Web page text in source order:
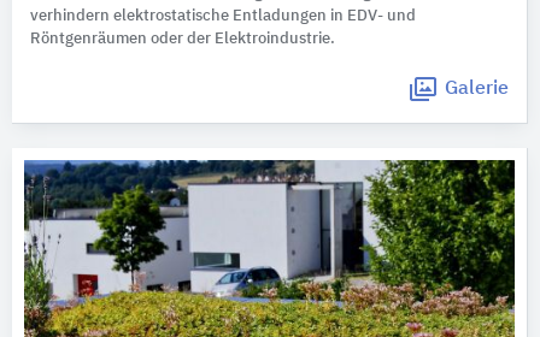
verhindern elektrostatische Entladungen in EDV- und
Röntgenräumen oder der Elektroindustrie.
Galerie